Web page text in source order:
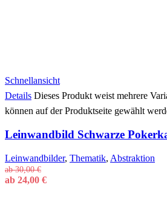
Schnellansicht
Details Dieses Produkt weist mehrere
können auf der Produktseite gewählt
Leinwandbild Schwarze
Leinwandbilder, Thematik, Abstraktion
ab30,00€
ab 24,00 €